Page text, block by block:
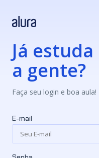
Já
a gente?
Faça seu login e boa aula!
E-mail